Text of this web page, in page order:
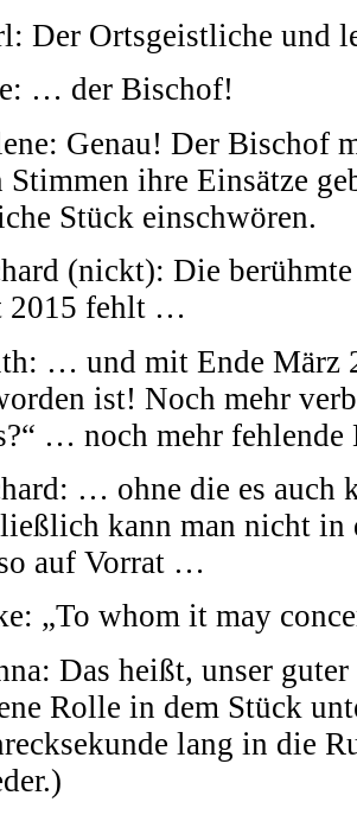
Der Ortsgeistliche und
… der Bischof!
Genau! Der Bischof
Stimmen ihre Einsätze
Stück einschwören.
(nickt): Die
2015 fehlt …
… und mit Ende März
ist! Noch mehr
… noch mehr
… ohne die es auch
kann man nicht in
auf Vorrat …
„To whom it may
Das heißt, unser
Rolle in dem Stück
lang in die